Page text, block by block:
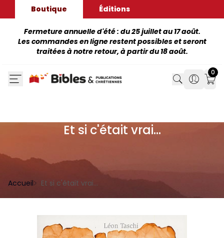
Boutique Éditions
Fermeture annuelle d'été : du 25 juillet au 17 août.
Les commandes en ligne restent possibles et seront
traitées à notre retour, à partir du 18 août.
Search
Search
0
Et si c'était vrai...
Accueil Et si c'était vrai...